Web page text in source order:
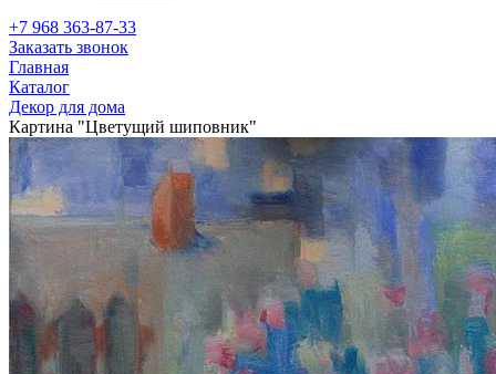
+7 968 363-87-33
Заказать звонок
Главная
Каталог
Декор для дома
Картина "Цветущий шиповник"